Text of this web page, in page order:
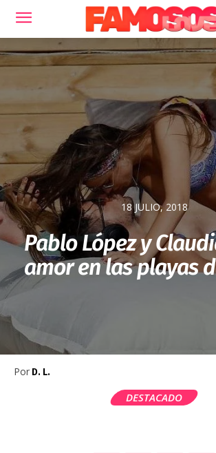
18 JULIO, 2018
Pablo López y
amor en las playas
Por D. L.
DESTACADO